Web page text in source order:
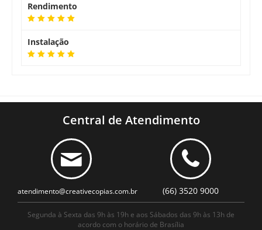
Rendimento
Instalação
Central de Atendimento
atendimento@creativecopias.com.br (66) 3520 9000
Segunda à Sexta das 9h às 19h e aos Sábados das 9h às 13h de
acordo com o horário de Brasília